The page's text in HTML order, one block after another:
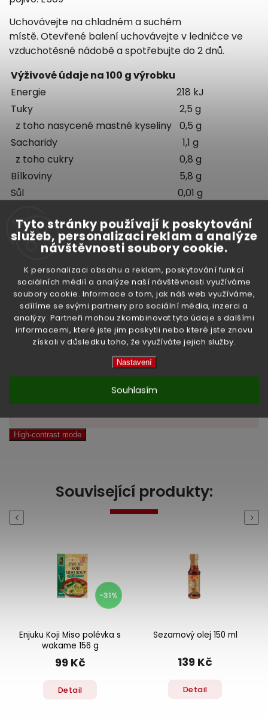
Tyto stránky používají k poskytování
služeb, personalizaci reklam a analýze
návštěvnosti soubory cookie.
K personalizaci obsahu a reklam, poskytování funkcí
sociálních médií a analýze naší návštěvnosti využíváme
soubory cookie. Informace o tom, jak náš web využíváme,
sdílíme se svými partnery pro sociální média, inzerci a
analýzy. Partneři mohou zkombinovat tyto údaje s dalšími
informacemi, které jste jim poskytli nebo které jste znovu
získali v důsledku toho, že využíváte jejich služby.
Nastavení
Souhlasím
Uchovávejte na chladném a suchém
místě. Otevřené balení uchovávejte v ledničce ve
vzduchotěsné nádobě a spotřebujte do 2 dnů.
Výživové údaje na 100 g výrobku
Energie
218 kJ
Tuky
2,5 g
z toho nasycené mastné kyseliny 0,5 g
Sacharidy
1,1 g
z toho cukry
0,8 g
Bílkoviny
5,8 g
Sůl
0,01 g
Hmotnost:307 g
Doplňkové parametry
High-contrast mode
Související produkty:
Previous
-31%
Enjuku Koji Miso polévka s
wakame 156 g
99 Kč
Detail
Sezamový olej 150 ml
139 Kč
Detail
Next